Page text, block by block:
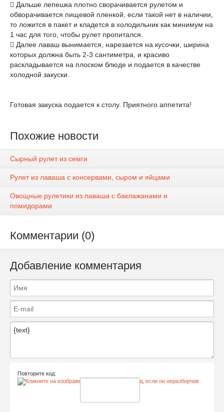
 Дальше лепешка плотно сворачивается рулетом и
обворачивается пищевой пленкой, если такой нет в наличии,
то ложится в пакет и кладется в холодильник как минимум на
1 час для того, чтобы рулет пропитался.
 Далее лаваш вынимается, нарезается на кусочки, ширина
которых должна быть 2-3 сантиметра, и красиво
раскладывается на плоском блюде и подается в качестве
холодной закуски.
Готовая закуска подается к столу. Приятного аппетита!
Похожие новости
Сырный рулет из семги
Рулет из лаваша с консервами, сыром и яйцами
Овощные рулетики из лаваша с баклажанами и
помидорами
Комментарии (0)
Добавление комментария
Повторите код: